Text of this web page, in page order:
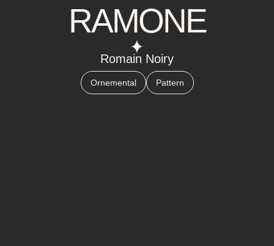
RAMONE
Romain Noiry
Ornemental Pattern